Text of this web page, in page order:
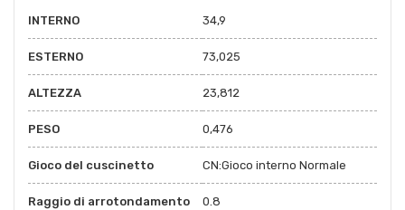
INTERNO 34,9
ESTERNO 73,025
ALTEZZA 23,812
PESO 0,476
Gioco del cuscinetto CN:Gioco interno Normale
Raggio di arrotondamento
0.8